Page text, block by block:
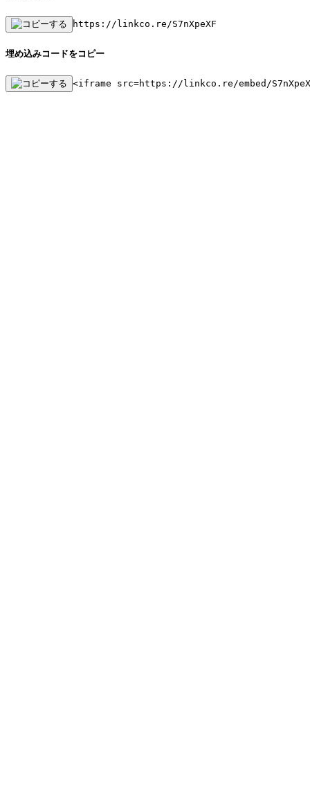
https://linkco.re/S7nXpeXF
埋め込みコードをコピー
<iframe src=https://linkco.re/embed/